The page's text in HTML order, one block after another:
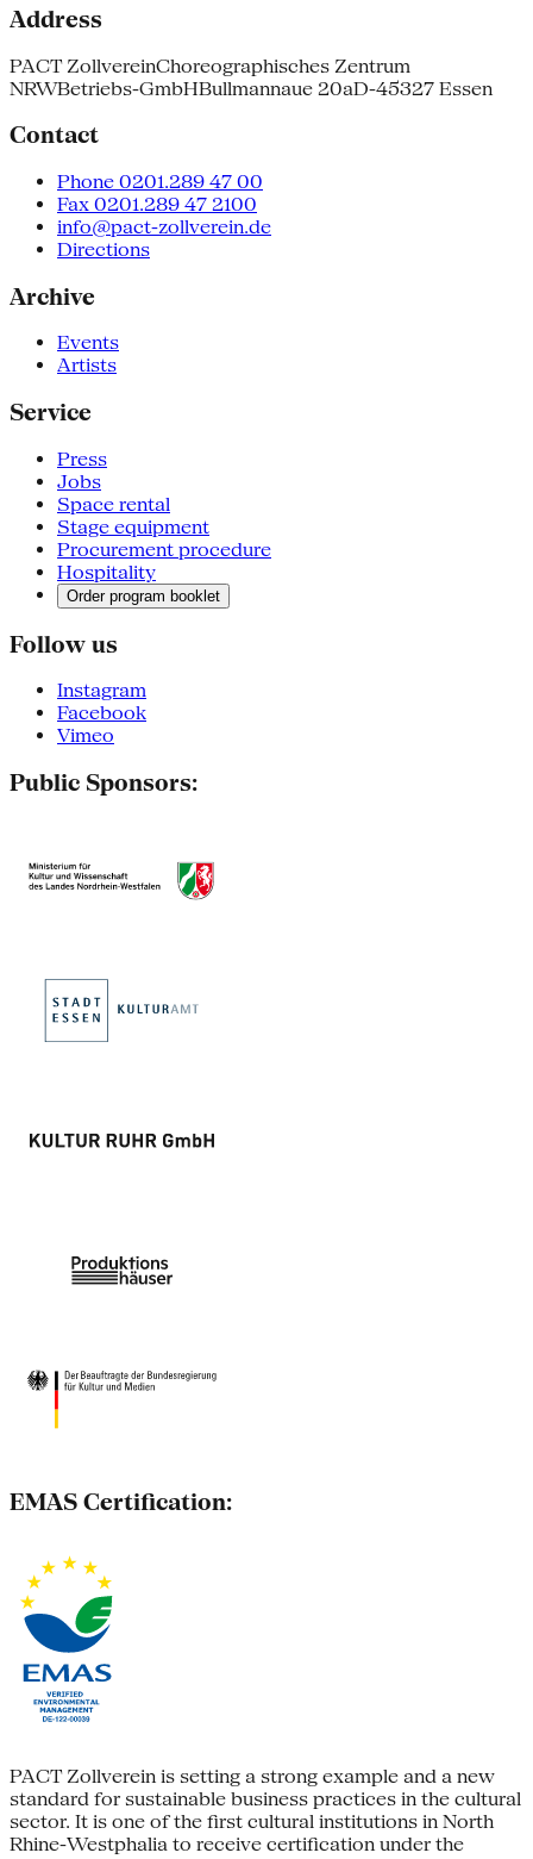
Address
PACT ZollvereinChoreographisches Zentrum
NRWBetriebs-GmbHBullmannaue 20aD-45327 Essen
Contact
Phone 0201.289 47 00
Fax 0201.289 47 2100
info@pact-zollverein.de
Directions
Archive
Events
Artists
Service
Press
Jobs
Space rental
Stage equipment
Procurement procedure
Hospitality
Order program booklet
Follow us
Instagram
Facebook
Vimeo
Public Sponsors:
EMAS Certification:
PACT Zollverein is setting a strong example and a new
standard for sustainable business practices in the cultural
sector. It is one of the first cultural institutions in North
Rhine-Westphalia to receive certification under the